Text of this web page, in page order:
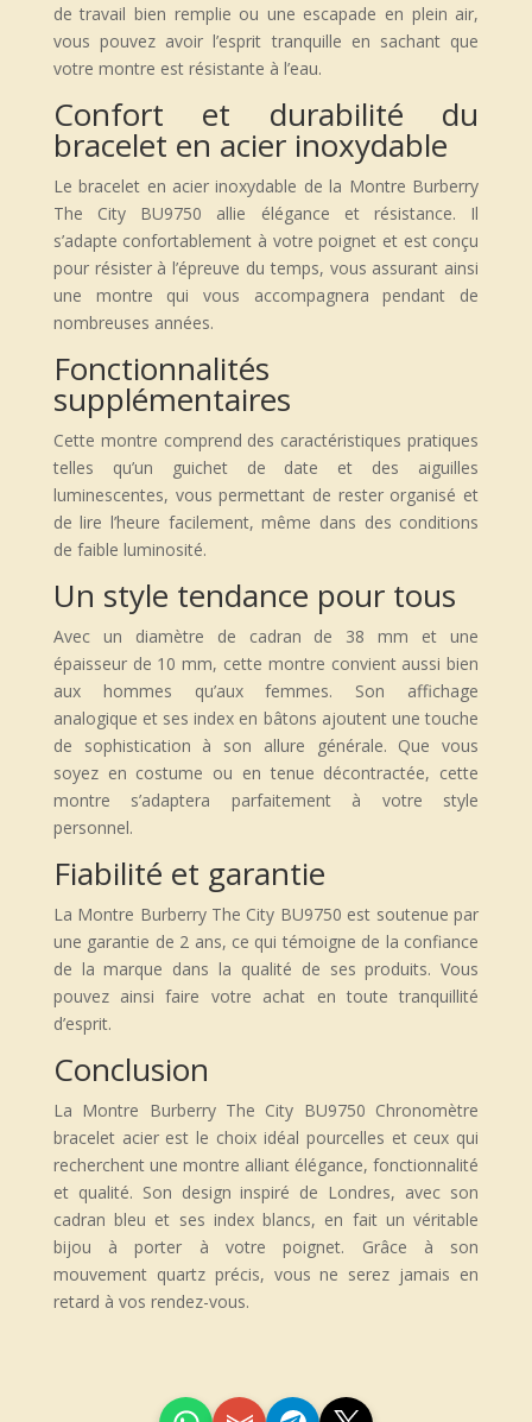
de travail bien remplie ou une escapade en plein air,
vous pouvez avoir l’esprit tranquille en sachant que
votre montre est résistante à l’eau.
Confort et durabilité du
bracelet en acier inoxydable
Le bracelet en acier inoxydable de la Montre Burberry
The City BU9750 allie élégance et résistance. Il
s’adapte confortablement à votre poignet et est conçu
pour résister à l’épreuve du temps, vous assurant ainsi
une montre qui vous accompagnera pendant de
nombreuses années.
Fonctionnalités
supplémentaires
Cette montre comprend des caractéristiques pratiques
telles qu’un guichet de date et des aiguilles
luminescentes, vous permettant de rester organisé et
de lire l’heure facilement, même dans des conditions
de faible luminosité.
Un style tendance pour tous
Avec un diamètre de cadran de 38 mm et une
épaisseur de 10 mm, cette montre convient aussi bien
aux hommes qu’aux femmes. Son affichage
analogique et ses index en bâtons ajoutent une touche
de sophistication à son allure générale. Que vous
soyez en costume ou en tenue décontractée, cette
montre s’adaptera parfaitement à votre style
personnel.
Fiabilité et garantie
La Montre Burberry The City BU9750 est soutenue par
une garantie de 2 ans, ce qui témoigne de la confiance
de la marque dans la qualité de ses produits. Vous
pouvez ainsi faire votre achat en toute tranquillité
d’esprit.
Conclusion
La Montre Burberry The City BU9750 Chronomètre
bracelet acier est le choix idéal pourcelles et ceux qui
recherchent une montre alliant élégance, fonctionnalité
et qualité. Son design inspiré de Londres, avec son
cadran bleu et ses index blancs, en fait un véritable
bijou à porter à votre poignet. Grâce à son
mouvement quartz précis, vous ne serez jamais en
retard à vos rendez-vous.